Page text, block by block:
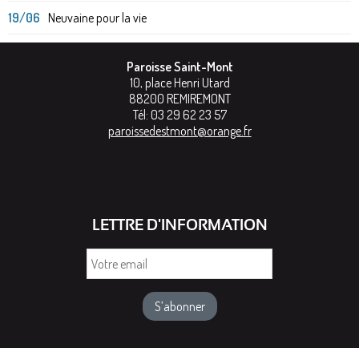
19/06 Neuvaine pour la vie
Paroisse Saint-Mont
10, place Henri Utard
88200 REMIREMONT
Tél: 03 29 62 23 57
paroissedestmont@orange.fr
LETTRE D'INFORMATION